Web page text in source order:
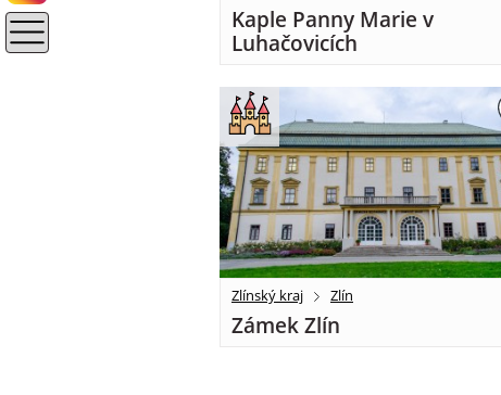
Kaple Panny Marie v
Luhačovicích
Zlínský kraj Zlín
Zámek Zlín